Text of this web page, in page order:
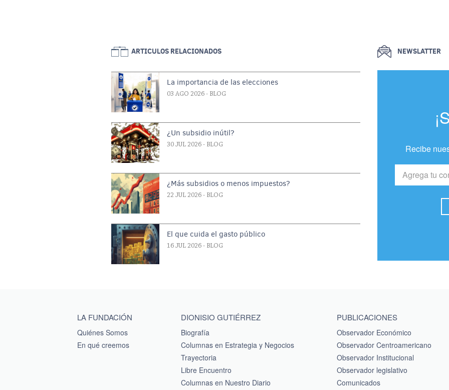
ARTICULOS RELACIONADOS
La importancia de las elecciones
03 AGO 2026 - BLOG
¿Un subsidio inútil?
30 JUL 2026 - BLOG
¿Más subsidios o menos impuestos?
22 JUL 2026 - BLOG
El que cuida el gasto público
16 JUL 2026 - BLOG
NEWSLATTER
Recibe
Main menu footer
LA FUNDACIÓN
Quiénes Somos
En qué creemos
DIONISIO GUTIÉRREZ
Biografía
Columnas en Estrategia y Negocios
Trayectoria
Libre Encuentro
Columnas en Nuestro Diario
PUBLICACIONES
Observador Económico
Observador Centroamericano
Observador Institucional
Observador legislativo
Comunicados